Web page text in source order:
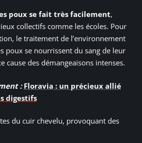
poux se fait très facilement,
collectifs comme les écoles. Pour
le traitement de l’environnement
poux se nourrissent du sang de leur
cause des démangeaisons intenses.
: Floravia : un précieux allié
digestifs
du cuir chevelu, provoquant des